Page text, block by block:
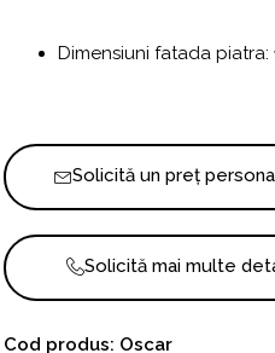
Dimensiuni fatada piatra:
Solicită un preț
Solicită mai multe
Cod produs: Oscar